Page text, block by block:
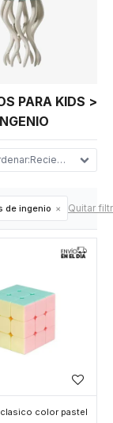
PARA KIDS >
Recientes
de ingenio Quitar
clasico color pastel